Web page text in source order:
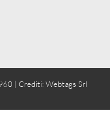
| Crediti: Webtags Srl